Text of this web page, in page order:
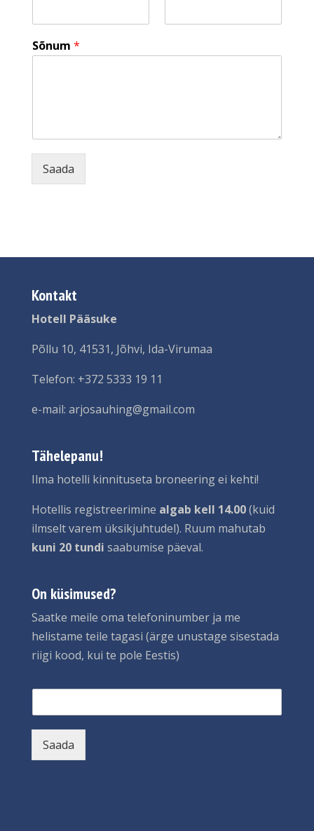
Sõnum *
Saada
Kontakt
Hotell Pääsuke
Põllu 10, 41531, Jõhvi, Ida-Virumaa
Telefon: +372 5333 19 11
e-mail: arjosauhing@gmail.com
Tähelepanu!
Ilma hotelli kinnituseta broneering ei kehti!
Hotellis registreerimine algab kell 14.00(kuid
ilmselt varem üksikjuhtudel). Ruum mahutab
kuni 20 tundi saabumise päeval.
On küsimused?
Saatke meile oma telefoninumber ja me
helistame teile tagasi (ärge unustage sisestada
riigi kood, kui te pole Eestis)
т
Saada